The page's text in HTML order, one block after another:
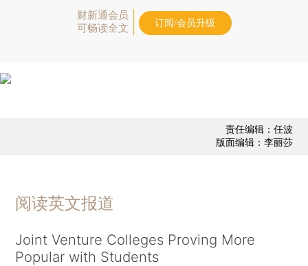
财新通会员
可畅读全文
订阅/会员升级
责任编辑：任波
版面编辑：李丽莎
阅读英文报道
Joint Venture Colleges Proving More
Popular with Students